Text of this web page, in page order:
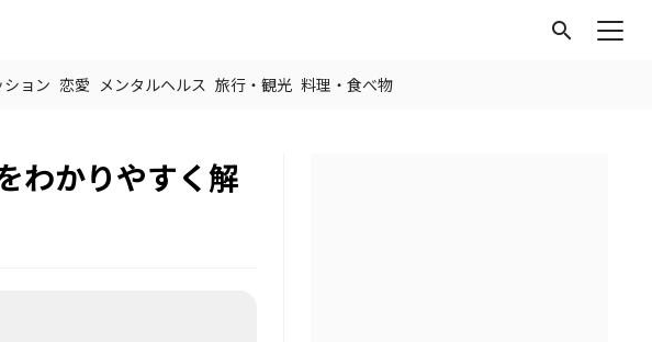
search
ション 恋愛 メンタルヘルス 旅行・観光 料理・食べ物
わかりやすく解